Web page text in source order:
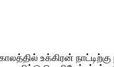
உக்கிரன்